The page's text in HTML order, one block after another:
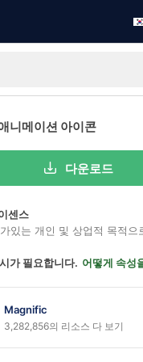
니메이션 아이콘
다운로드
센스
있는 개인 및 상업적 목적으
가 필요합니다. 어떻게 속성
Magnific
3,282,856의 리소스 다 보기